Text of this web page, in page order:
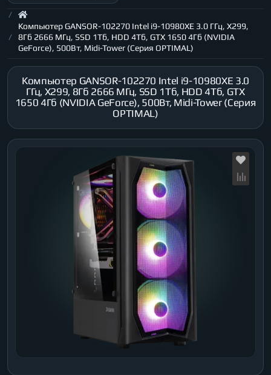
Компьютер GANSOR-102270 Intel i9-10980XE 3.0 ГГц, X299,
8Гб 2666 МГц, SSD 1Тб, HDD 4Тб, GTX 1650 4Гб (NVIDIA
GeForce), 500Вт, Midi-Tower (Серия OPTIMAL)
Компьютер GANSOR-102270 Intel i9-10980XE 3.0
ГГц, X299, 8Гб 2666 МГц, SSD 1Тб, HDD 4Тб, GTX
1650 4Гб (NVIDIA GeForce), 500Вт, Midi-Tower (Серия
OPTIMAL)